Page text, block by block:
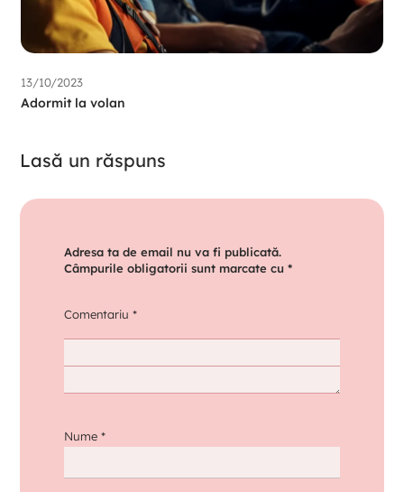
13/10/2023
Adormit la volan
Lasă un răspuns
Adresa ta de email nu va fi publicată.
Câmpurile obligatorii sunt marcate cu *
Comentariu *
Nume *